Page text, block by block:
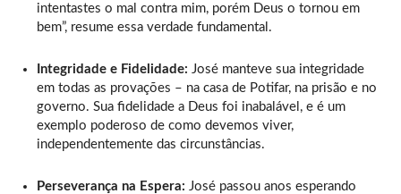
intentastes o mal contra mim, porém Deus o tornou em
bem”, resume essa verdade fundamental.
Integridade e Fidelidade: José manteve sua integridade
em todas as provações – na casa de Potifar, na prisão e no
governo. Sua fidelidade a Deus foi inabalável, e é um
exemplo poderoso de como devemos viver,
independentemente das circunstâncias.
Perseverança na Espera: José passou anos esperando